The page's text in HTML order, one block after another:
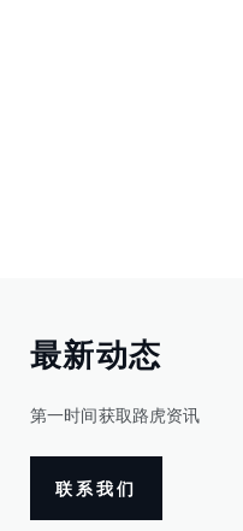
最新动态
第一时间获取路虎资讯
联系我们